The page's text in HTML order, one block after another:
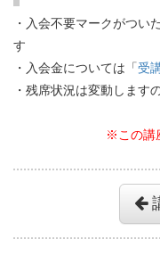
・入会不要マークがつい
す
・入会金については「 受
・残席状況は変動します
※この講